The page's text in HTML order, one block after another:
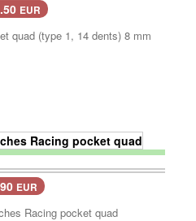
EUR
quad (type 1, 14 dents) 8 mm
EUR
Racing pocket quad